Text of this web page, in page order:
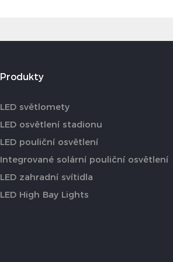
Produkty
LED světlomety
LED osvětlení stadionu
LED pouliční osvětlení
Integrované solární pouliční osvětlení
LED zahradní svítidla
LED High Bay Lights